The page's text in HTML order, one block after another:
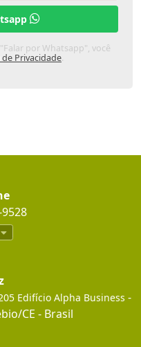
por Whatsapp", você
Privacidade.
Edifício Alpha Business -
CE - Brasil